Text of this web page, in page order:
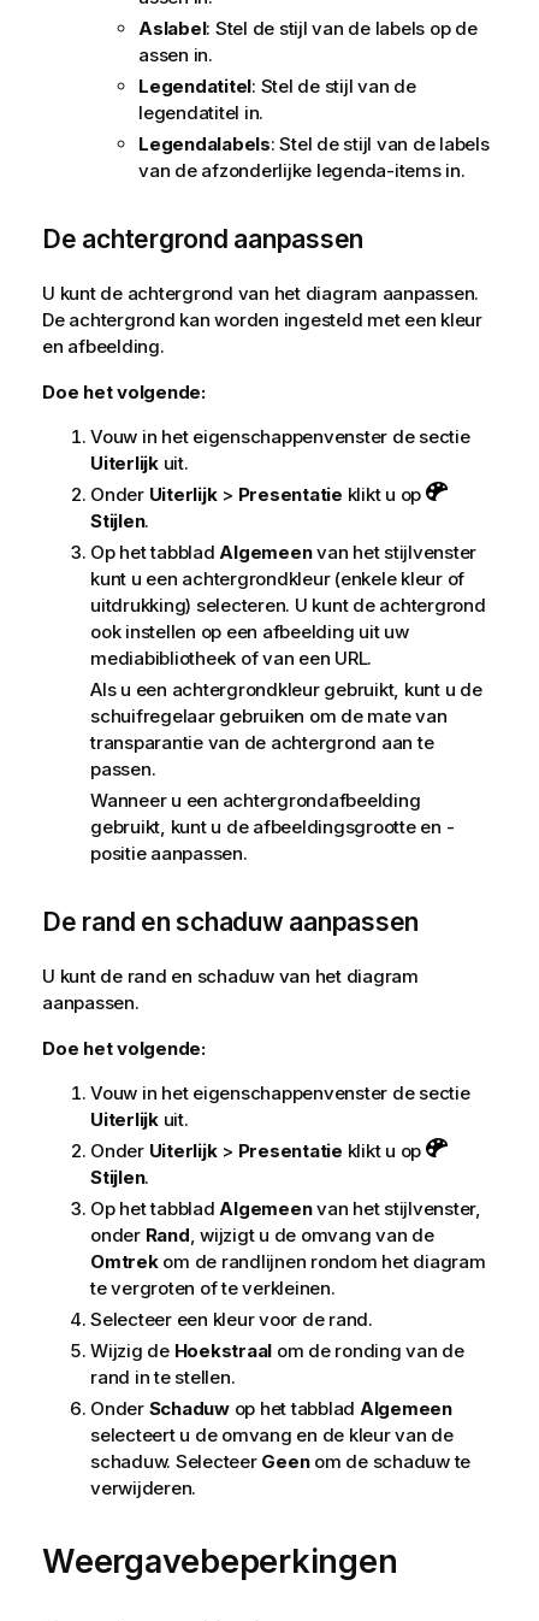
Aslabel: Stel de stijl van de labels op de
assen in.
Legendatitel: Stel de stijl van de
legendatitel in.
Legendalabels: Stel de stijl van de labels
van de afzonderlijke legenda-items in.
De achtergrond aanpassen
U kunt de achtergrond van het diagram aanpassen.
De achtergrond kan worden ingesteld met een kleur
en afbeelding.
Doe het volgende:
Vouw in het eigenschappenvenster de sectie
Uiterlijkuit.
Onder Uiterlijk> Presentatie klikt u op
Stijlen.
Op het tabbladAlgemeenvan het stijlvenster
kunt u een achtergrondkleur (enkele kleur of
uitdrukking) selecteren. U kunt de achtergrond
ook instellen op een afbeelding uit uw
mediabibliotheek of van een URL.
Als u een achtergrondkleur gebruikt, kunt u de
schuifregelaar gebruiken om de mate van
transparantie van de achtergrond aan te
passen.
Wanneer u een achtergrondafbeelding
gebruikt, kunt u de afbeeldingsgrootte en -
positie aanpassen.
De rand en schaduw aanpassen
U kunt de rand en schaduw van het diagram
aanpassen.
Doe het volgende:
Vouw in het eigenschappenvenster de sectie
Uiterlijkuit.
Onder Uiterlijk> Presentatie klikt u op
Stijlen.
Op het tabbladAlgemeenvan het stijlvenster,
onder Rand, wijzigt u de omvang van de
Omtrekom de randlijnen rondom het diagram
te vergroten of te verkleinen.
Selecteer een kleur voor de rand.
Wijzig de Hoekstraal om de ronding van de
rand in te stellen.
Onder Schaduwop het tabblad Algemeen
selecteert u de omvang en de kleur van de
schaduw. Selecteer Geenom de schaduw te
verwijderen.
Weergavebeperkingen